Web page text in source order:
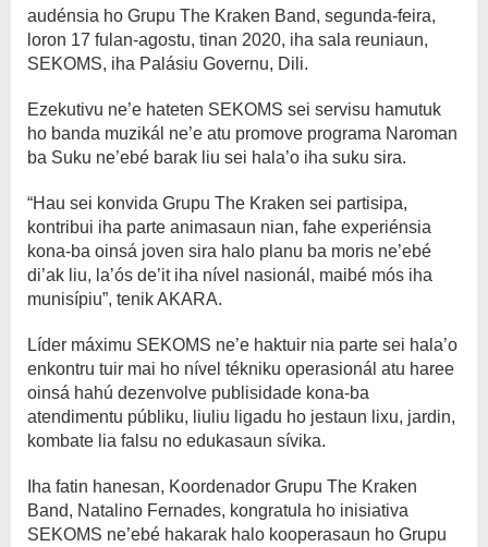
audénsia ho Grupu The Kraken Band, segunda-feira,
loron 17 fulan-agostu, tinan 2020, iha sala reuniaun,
SEKOMS, iha Palásiu Governu, Dili.
Ezekutivu ne’e hateten SEKOMS sei servisu hamutuk
ho banda muzikál ne’e atu promove programa Naroman
ba Suku ne’ebé barak liu sei hala’o iha suku sira.
“Hau sei konvida Grupu The Kraken sei partisipa,
kontribui iha parte animasaun nian, fahe experiénsia
kona-ba oinsá joven sira halo planu ba moris ne’ebé
di’ak liu, la’ós de’it iha nível nasionál, maibé mós iha
munisípiu”, tenik AKARA.
Líder máximu SEKOMS ne’e haktuir nia parte sei hala’o
enkontru tuir mai ho nível tékniku operasionál atu haree
oinsá hahú dezenvolve publisidade kona-ba
atendimentu públiku, liuliu ligadu ho jestaun lixu, jardin,
kombate lia falsu no edukasaun sívika.
Iha fatin hanesan, Koordenador Grupu The Kraken
Band, Natalino Fernades, kongratula ho inisiativa
SEKOMS ne’ebé hakarak halo kooperasaun ho Grupu